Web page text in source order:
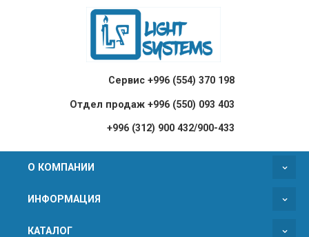
Сервис +996 (554) 370 198
Отдел продаж +996 (550) 093 403
+996 (312) 900 432/900-433
О КОМПАНИИ
ИНФОРМАЦИЯ
КАТАЛОГ